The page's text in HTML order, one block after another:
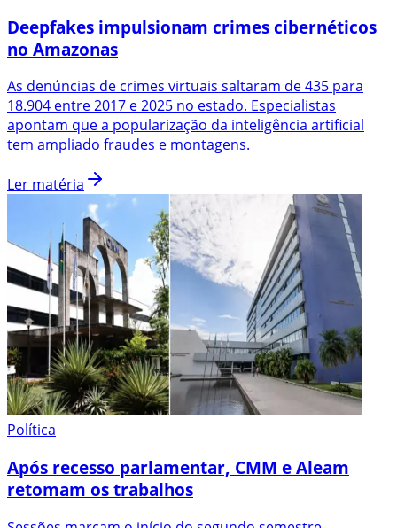
Deepfakes impulsionam crimes cibernéticos
no Amazonas
As denúncias de crimes virtuais saltaram de 435 para
18.904 entre 2017 e 2025 no estado. Especialistas
apontam que a popularização da inteligência artificial
tem ampliado fraudes e montagens.
Ler matéria
Política
Após recesso parlamentar, CMM e Aleam
retomam os trabalhos